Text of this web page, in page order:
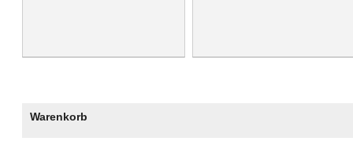
Warenkorb